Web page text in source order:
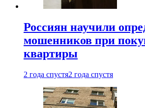
Россиян научили
мошенников при
квартиры
2 года спустя2 года спустя